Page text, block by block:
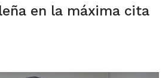
en la máxima cita